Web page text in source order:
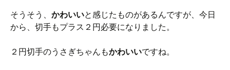
そうそう、 かわいいと感じたものがあるんですが、今日
から、切手もプラス２円必要になりました。
２円切手のうさぎちゃんもかわいいですね。